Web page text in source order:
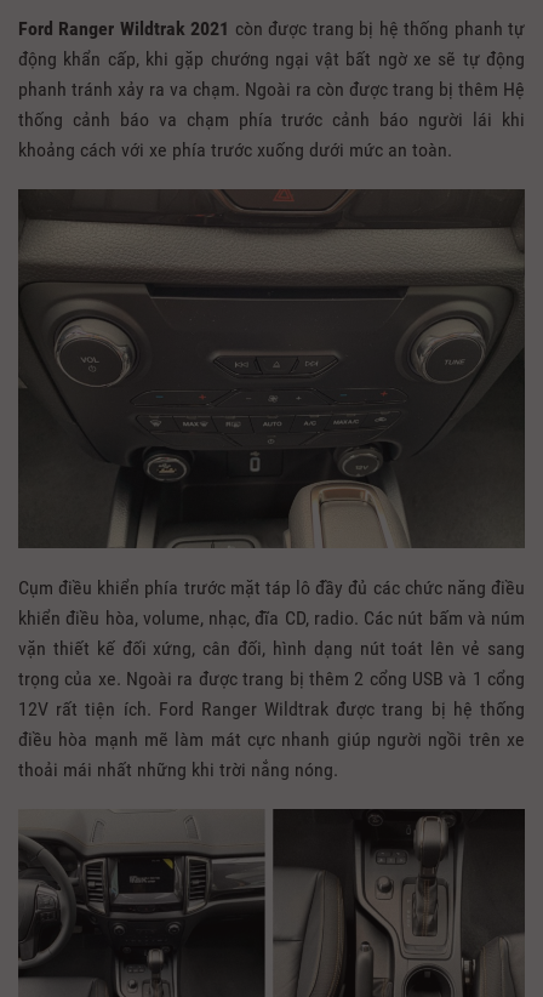
Ford Ranger Wildtrak 2021 còn được trang bị hệ thống phanh tự
động khẩn cấp, khi gặp chướng ngại vật bất ngờ xe sẽ tự động
phanh tránh xảy ra va chạm. Ngoài ra còn được trang bị thêm Hệ
thống cảnh báo va chạm phía trước cảnh báo người lái khi
khoảng cách với xe phía trước xuống dưới mức an toàn.
Cụm điều khiển phía trước mặt táp lô đầy đủ các chức năng điều
khiển điều hòa, volume, nhạc, đĩa CD, radio. Các nút bấm và núm
vặn thiết kế đối xứng, cân đối, hình dạng nút toát lên vẻ sang
trọng của xe. Ngoài ra được trang bị thêm 2 cổng USB và 1 cổng
12V rất tiện ích. Ford Ranger Wildtrak được trang bị hệ thống
điều hòa mạnh mẽ làm mát cực nhanh giúp người ngồi trên xe
thoải mái nhất những khi trời nắng nóng.